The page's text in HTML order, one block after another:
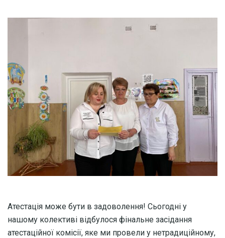
Атестація може бути в задоволення! Сьогодні у
нашому колективі відбулося фінальне засідання
атестаційної комісії, яке ми провели у нетрадиційному,